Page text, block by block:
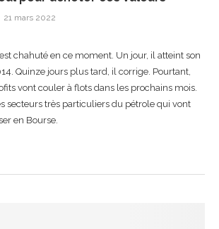
21 mars 2022
chahuté en ce moment. Un jour, il atteint son
Quinze jours plus tard, il corrige. Pourtant,
vont couler à flots dans les prochains mois.
secteurs très particuliers du pétrole qui vont
en Bourse.